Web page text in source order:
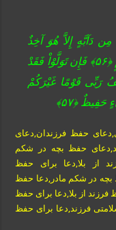
دَآبَّهٍ إِلاَّ هُوَ آخِذٌ
بِنَاصِیَتِهَا إِنَّ رَبِّی عَلَى صِرَاطٍ مُّسْتَقِیمٍ ﴿۵۶﴾ فَإِن تَوَلَّوْاْ فَقَدْ
رَبِّی قَوْمًا غَیْرَکُمْ
﴿۵۷﴾
حفظ فرزندان,دعای
حفظ بچه در شکم
از بلا,دعا برای حفظ
بچه در شکم مادر,دعا حفظ
از بلا,دعا برای حفظ
فرزند,دعا برای حفظ